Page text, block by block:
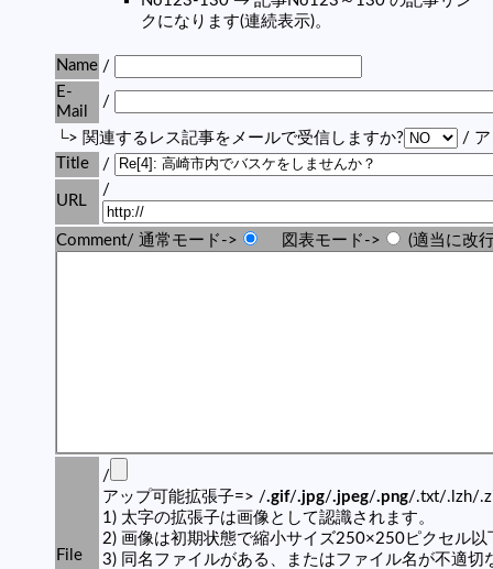
クになります(連続表示)。
Name /
E-
Mail
/
└> 関連するレス記事をメールで受信しますか?
/ ア
Title
/
URL
/
Comment/ 通常モード-> 図表モード-> (適当に改
File
/
アップ可能拡張子=> /.gif/.jpg/.jpeg/.png/.txt/.lzh/
1) 太字の拡張子は画像として認識されます。
2) 画像は初期状態で縮小サイズ250×250ピクセル以
3) 同名ファイルがある、またはファイル名が不適切